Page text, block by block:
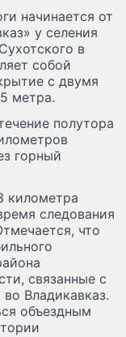
начинается от
у селения
в
собой
с двумя
метра.
полутора
горный
километра
следования
что
связанные с
Владикавказ.
объездным